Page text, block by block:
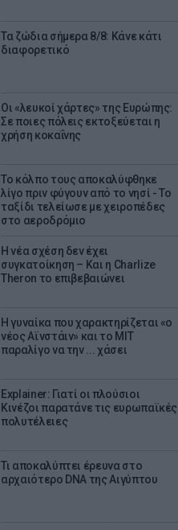
Τα ζώδια σήμερα 8/8: Κάνε κάτι
διαφορετικό
Οι «λευκοί χάρτες» της Ευρώπης:
Σε ποιες πόλεις εκτοξεύεται η
χρήση κοκαΐνης
Το κόλπο τους αποκαλύφθηκε
λίγο πριν φύγουν από το νησί - Το
ταξίδι τελείωσε με χειροπέδες
στο αεροδρόμιο
Η νέα σχέση δεν έχει
συγκατοίκηση – Και η Charlize
Theron το επιβεβαιώνει
Η γυναίκα που χαρακτηρίζεται «ο
νέος Αϊνστάιν» και το MIT
παραλίγο να την ... χάσει
Explainer: Γιατί οι πλούσιοι
Κινέζοι παρατάνε τις ευρωπαϊκές
πολυτέλειες
Τι αποκαλύπτει έρευνα στο
αρχαιότερο DNA της Αιγύπτου